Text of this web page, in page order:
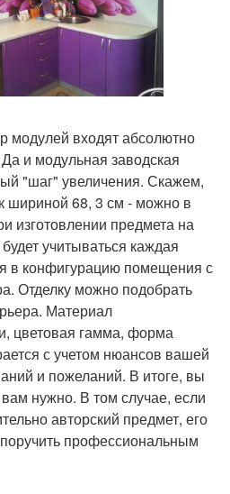
модулей входят абсолютно
и модульная заводская
"шаг" увеличения. Скажем,
шириной 68, 3 см - можно в
изготовлении предмета на
учитываться каждая
в конфигурацию помещения с
Отделку можно подобрать
Материал
цветовая гамма, форма
с учетом нюансов вашей
и пожеланий. В итоге, вы
нужно. В том случае, если
авторский предмет, его
профессиональным